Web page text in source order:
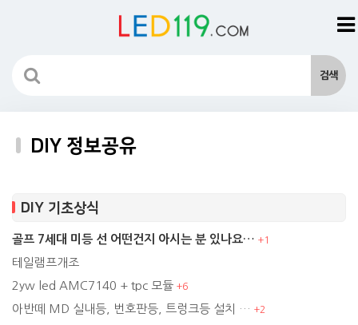
DIY 정보공유
DIY 기초상식
골프 7세대 미등 선 어떤건지 아시는 분 있나요… +1
테일램프개조
2yw led AMC7140 + tpc 모듈 +6
아반떼 MD 실내등, 번호판등, 트렁크등 설치 … +2